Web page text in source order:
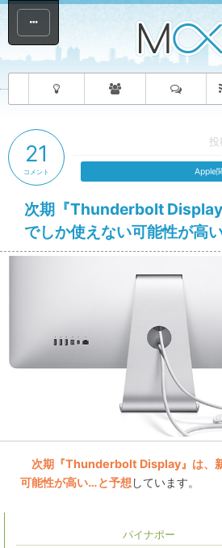
投
次期『Thunderbolt
でしか使えない可能性が高
21
コメント Apple
次期『Thunderbolt Display』は、
可能性が高い…と予想 しています。
パイナポー